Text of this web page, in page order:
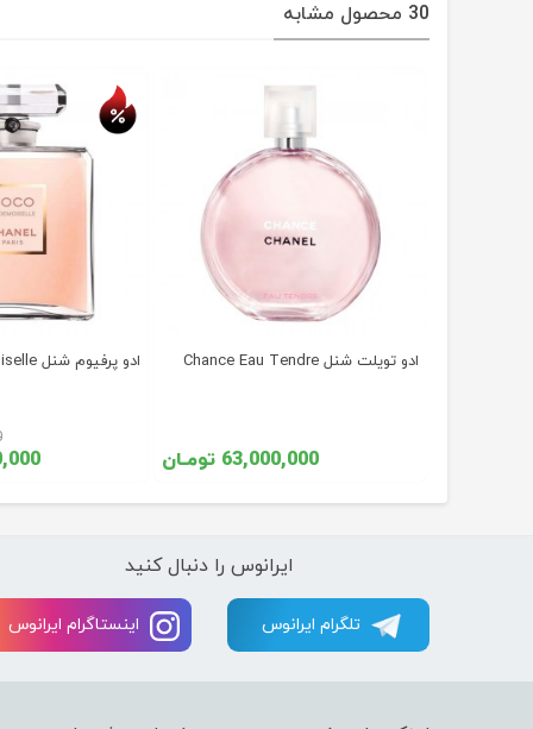
30 محصول مشابه
ادو پرفیوم شنل Coco Mademoiselle ادو تویلت شنل Chance Eau Tendre
63,000,000 تومـان
ایرانوس را دنبال کنید
تلگرام ایرانوس اینستاگرام ایرانوس